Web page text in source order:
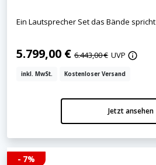
Ein Lautsprecher Set das Bände spricht
5.799,00 € 6.443,00 € UVP
inkl. MwSt. Kostenloser Versand
Jetzt ansehen
- 7%